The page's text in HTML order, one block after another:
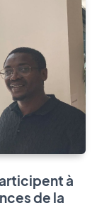
à
de la